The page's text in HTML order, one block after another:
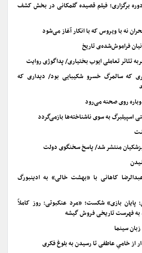
برگزاری؛ فیلم قصیده گلمکانی در بخش کشف
نه با ویروس که با انکار آغاز می‌شود
فراموش‌شده‌ی تاریخ
تئاتر تعاملی ایوب بختیاری/ پداگوژی روایت
۲۸ تیری که سالمرگ خسرو شکیبایی بود/ دیداری که
روی صحنه می‌رود
اسپیلبرگ به سوی ناشناخته‌ها بازمی‌گردد
پزشکیان منتشر شد/ پاسخ سخنگوی دولت
کاهانی با «بهشت خالی» به ادینبورگ
پایان بازی» شکست؛ «مرد عنکبوتی: روز کاملاً
به فهرست تاریخی فروش گیشه
سینما
از خامیِ عاطفی تا رسیدن به بلوغ فکری